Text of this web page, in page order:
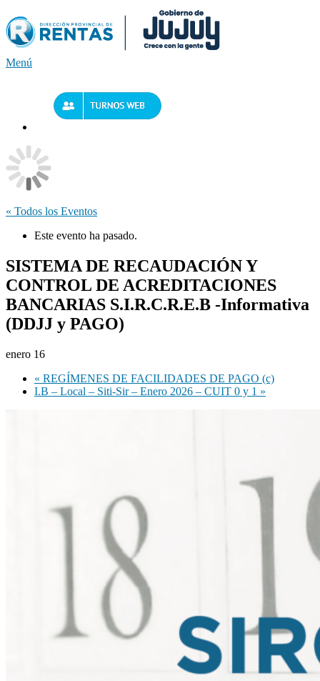
al
contenido
Menú
« Todos los Eventos
Este evento ha pasado.
SISTEMA DE RECAUDACIÓN Y
CONTROL DE ACREDITACIONES
BANCARIAS S.I.R.C.R.E.B -Informativa
(DDJJ y PAGO)
enero 16
« REGÍMENES DE FACILIDADES DE PAGO (c)
I.B – Local – Siti-Sir – Enero 2026 – CUIT 0 y 1 »